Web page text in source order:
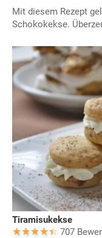
Mit diesem Rezept
Schokokekse.
Tiramisukekse
707